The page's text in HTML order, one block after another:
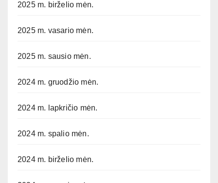
2025 m. birželio mėn.
2025 m. vasario mėn.
2025 m. sausio mėn.
2024 m. gruodžio mėn.
2024 m. lapkričio mėn.
2024 m. spalio mėn.
2024 m. birželio mėn.